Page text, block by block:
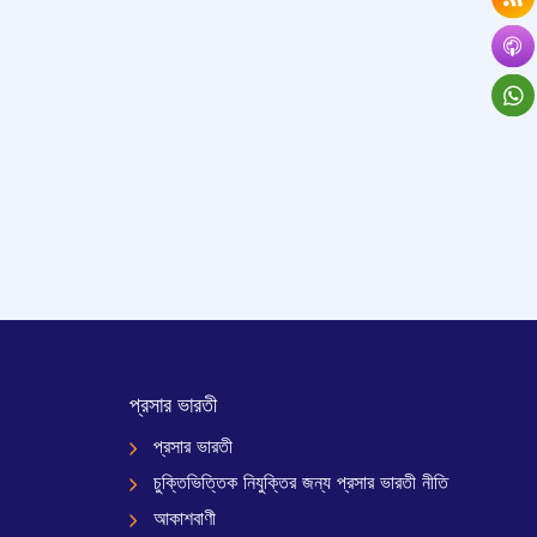
প্রসার ভারতী
প্রসার ভারতী
চুক্তিভিত্তিক নিযুক্তির জন্য প্রসার ভারতী নীতি
আকাশবাণী